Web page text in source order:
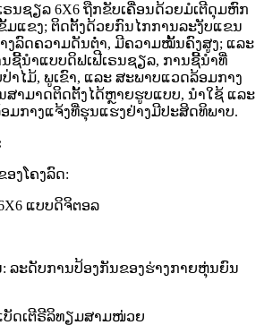
ນຊຽລ 6X6 ຖືກຂັບເຄື່ອນດ້ວຍມໍເຕີດຸມຫົກ
ມແຂງ; ຕິດຕັ້ງດ້ວຍກົນໄກການລະງັບແຂນ
ງລົດຄວາມດັນຕ່ຳ, ມີຄວາມໝັ້ນຄົງສູງ; ແລະ
ຊີ້ນຳແບບດິຟເຟີເຣນຊຽລ, ການຊີ້ນຳທີ່
າໄມ້, ພູເຂົາ, ແລະ ສະພາບແວດລ້ອມກາງ
ສາມາດຕິດຕັ້ງໄດ້ຫຼາຍຮູບແບບ, ນຳໃຊ້ ແລະ
ມກາງແຈ້ງທີ່ຮຸນແຮງຢ່າງມີປະສິດທິພາບ.
ອງໂຄງລົດ:
ແບບດິຈິຕອລ
ລະດັບການປ້ອງກັນຂອງຮ່າງກາຍຫຸ່ນຍົນ
ບັດເຕີຣີລິທຽມສາມໜ່ວຍ